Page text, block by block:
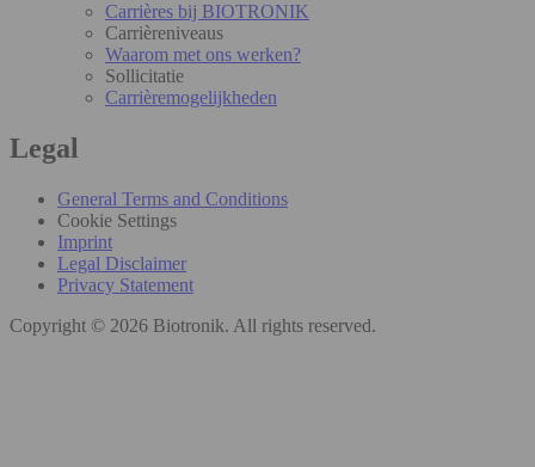
Carrières bij BIOTRONIK
Carrièreniveaus
Waarom met ons werken?
Sollicitatie
Carrièremogelijkheden
Legal
General Terms and Conditions
Cookie Settings
Imprint
Legal Disclaimer
Privacy Statement
Copyright © 2026 Biotronik. All rights reserved.